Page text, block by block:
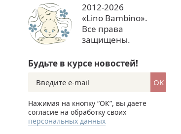
2012-2026
«Lino Bambino».
Все права
защищены.
Будьте в курсе новостей!
OK
Нажимая на кнопку “ОК”, вы даете
согласие на обработку своих
персональных данных